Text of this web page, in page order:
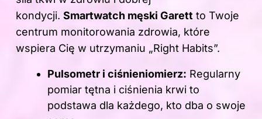
kondycji. Smartwatch męski Garett to Twoje
centrum monitorowania zdrowia, które
wspiera Cię w utrzymaniu „Right Habits”.
Pulsometr i ciśnieniomierz: Regularny
pomiar tętna i ciśnienia krwi to
podstawa dla każdego, kto dba o swoje